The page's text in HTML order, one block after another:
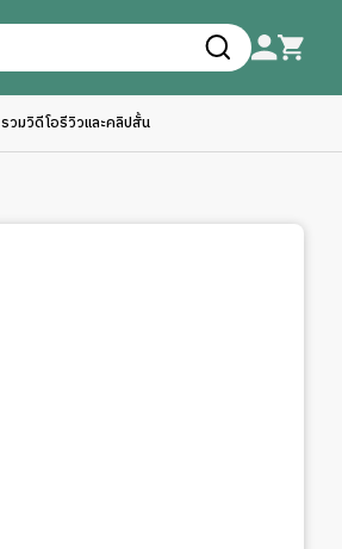
รวมวิดีโอรีวิวและคลิปสั้น